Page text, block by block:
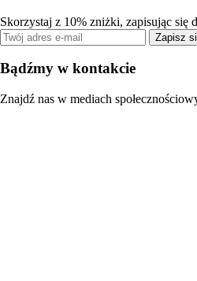
Skorzystaj z 10% zniżki, zapisując się
Zapisz
Bądźmy w kontakcie
Znajdź nas w mediach